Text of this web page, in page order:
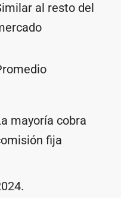
al resto del
mayoría cobra
fija